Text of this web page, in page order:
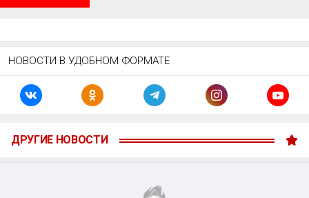
НОВОСТИ В УДОБНОМ ФОРМАТЕ
ДРУГИЕ НОВОСТИ